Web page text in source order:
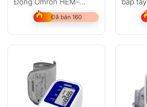
7361T Nhật Bản
Đã bán 160
HEM-